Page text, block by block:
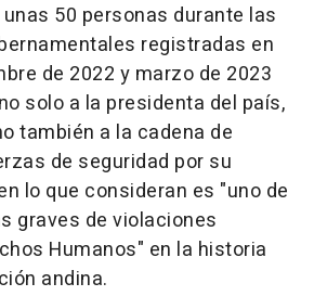
50 personas durante las
registradas en
de 2022 y marzo de 2023
solo a la presidenta del país,
también a la cadena de
de seguridad por su
lo que consideran es "uno de
graves de violaciones
Humanos" en la historia
andina.